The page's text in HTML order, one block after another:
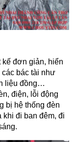
đơn giản, hiển
các bác tài như
liệu đồng…
điện, lỗi động
bị hệ thống đèn
khi đi ban đêm, đi